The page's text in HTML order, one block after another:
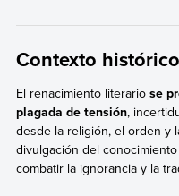
Contexto histórico
El renacimiento literario se
plagada de tensión,
desde la religión, el orden y
divulgación del
combatir la ignorancia y la